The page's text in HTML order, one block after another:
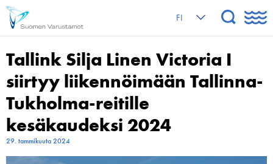
FI
Tallink Silja Linen Victoria I
siirtyy liikennöimään Tallinna-
Tukholma-reitille
kesäkaudeksi 2024
29. tammikuuta 2024